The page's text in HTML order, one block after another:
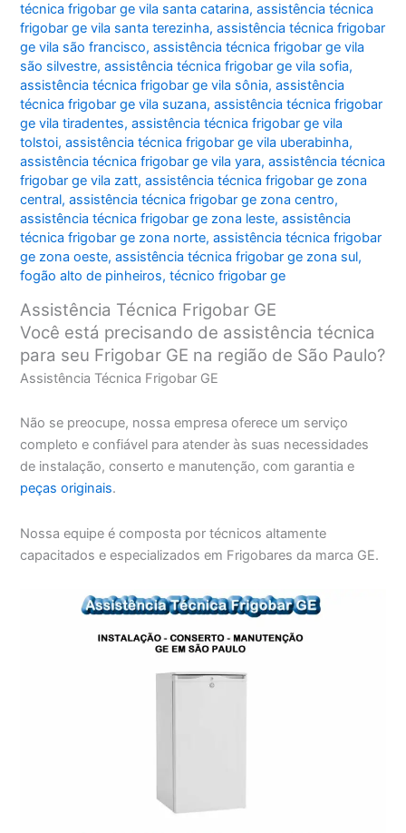
técnica frigobar ge vila santa catarina,assistência técnica
frigobar ge vila santa terezinha,assistência técnica frigobar
ge vila são francisco,assistência técnica frigobar ge vila
são silvestre,assistência técnica frigobar ge vila sofia,
assistência técnica frigobar ge vila sônia,assistência
técnica frigobar ge vila suzana,assistência técnica frigobar
ge vila tiradentes,assistência técnica frigobar ge vila
tolstoi,assistência técnica frigobar ge vila uberabinha,
assistência técnica frigobar ge vila yara,assistência técnica
frigobar ge vila zatt,assistência técnica frigobar ge zona
central,assistência técnica frigobar ge zona centro,
assistência técnica frigobar ge zona leste,assistência
técnica frigobar ge zona norte,assistência técnica frigobar
ge zona oeste,assistência técnica frigobar ge zona sul,
fogão alto de pinheiros,técnico frigobar ge
Assistência Técnica Frigobar GE
Você está precisando de assistência técnica
para seu Frigobar GE na região de São Paulo?
Assistência Técnica Frigobar GE
Não se preocupe, nossa empresa oferece um serviço
completo e confiável para atender às suas necessidades
de instalação, conserto e manutenção, com garantia e
peças originais.
Nossa equipe é composta por técnicos altamente
capacitados e especializados em Frigobares da marca GE.